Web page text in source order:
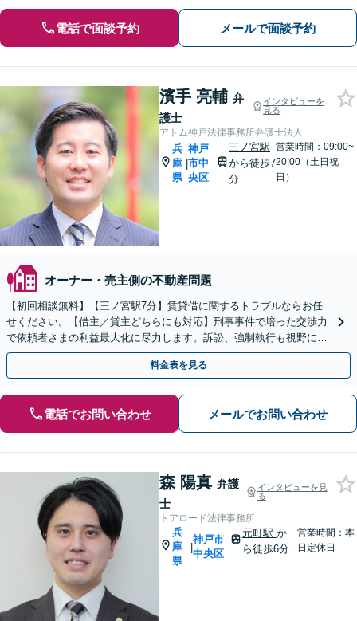
電話で面談予約 メールで面談予約
濱手 亮輔 弁
護士
インタビューを
見る
アトム神戸法律事務所弁護士法人
兵
庫
県
|
神戸
市中
央区
三ノ宮駅
から徒歩7
分
営業時間：09:00~
20:00（土日祝
日）
オーナー・売主側の不動産問題
【初回相談無料】【三ノ宮駅7分】賃貸借に関するトラブルならお任
せください。【借主／貸主どちらにも対応】刑事事件で培った交渉力
で依頼者さまの利益最大化に尽力します。訴訟、強制執行も視野にと
ことん闘います【解決実績多数】
料金表を見る
電話でお問い合わせ メールでお問い合わせ
森 陽真 弁護
士
インタビューを見
る
トアロード法律事務所
兵
庫
県
|
神戸市
中央区
元町駅 か
ら徒歩6分
営業時間：本
日定休日